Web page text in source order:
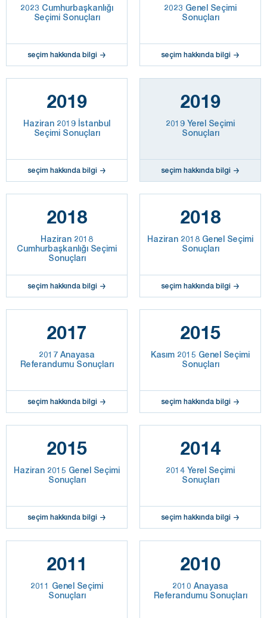
2023 Cumhurbaşkanlığı
Seçimi Sonuçları
seçim hakkında bilgi
2023 Genel Seçimi
Sonuçları
seçim hakkında bilgi
2019
Haziran 2019 İstanbul
Seçimi Sonuçları
seçim hakkında bilgi
2019
2019 Yerel Seçimi
Sonuçları
seçim hakkında bilgi
2018
Haziran 2018
Cumhurbaşkanlığı Seçimi
Sonuçları
seçim hakkında bilgi
2018
Haziran 2018 Genel Seçimi
Sonuçları
seçim hakkında bilgi
2017
2017 Anayasa
Referandumu Sonuçları
seçim hakkında bilgi
2015
Kasım 2015 Genel Seçimi
Sonuçları
seçim hakkında bilgi
2015
Haziran 2015 Genel Seçimi
Sonuçları
seçim hakkında bilgi
2014
2014 Yerel Seçimi
Sonuçları
seçim hakkında bilgi
2011
2011 Genel Seçimi
Sonuçları
2010
2010 Anayasa
Referandumu Sonuçları